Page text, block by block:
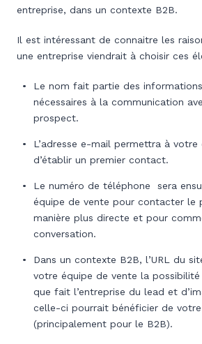
entreprise, dans un contexte B2B.
Il est intéressant de connaitre les
une entreprise viendrait à choisir ces
Le nom fait partie des
nécessaires à la communication
prospect.
L’adresse e-mail permettra à votre
d’établir un premier contact.
Le numéro de téléphone sera
équipe de vente pour contacter le
manière plus directe et pour
conversation.
Dans un contexte B2B, l’URL du
votre équipe de vente la
que fait l’entreprise du lead et
celle-ci pourrait bénéficier de
(principalement pour le B2B).